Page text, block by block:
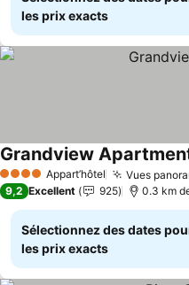
les prix exacts
4 Étoiles Appart’hôtel Vues
Grandview
9,2 Excellent 925 0.3 km
Sélectionnez des dates
les prix exacts